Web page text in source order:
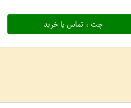
چت ، تماس یا خرید